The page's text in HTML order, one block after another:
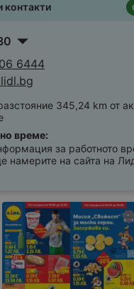
контакти
6444
345,24 km от
време:
за работното
намерите на сайта на